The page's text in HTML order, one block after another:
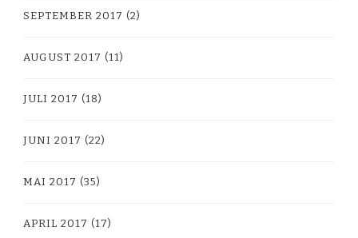
SEPTEMBER 2017 (2)
AUGUST 2017 (11)
JULI 2017 (18)
JUNI 2017 (22)
MAI 2017 (35)
APRIL 2017 (17)